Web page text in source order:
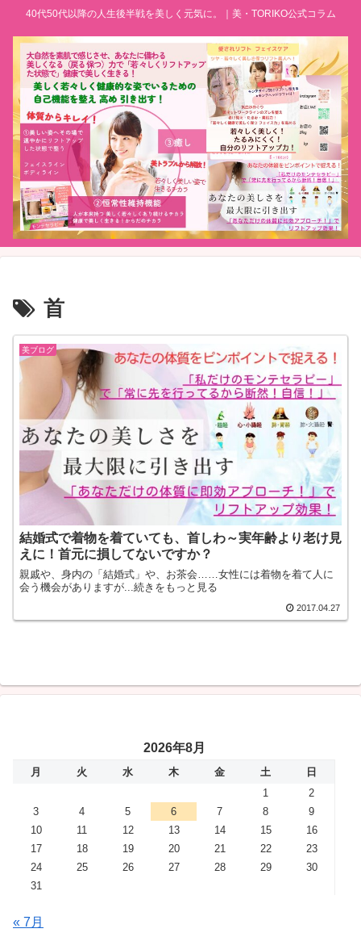
40代50代以降の人生後半戦を美しく元気に。｜美・TORIKO公式コラム
首
美ブログ
結婚式で着物を着ていても、首しわ～実年齢より老け見
えに！首元に損してないですか？
親戚や、身内の「結婚式」や、お茶会……女性には着物を着て人に
会う機会がありますが...続きをもっと見る
2017.04.27
2026年8月
月 火 水 木 金 土
日
1
2
3
4 5 6 7 8
9
10
11 12 13 14 15
16
17
18 19 20 21 22
23
24
25 26 27 28 29
30
31
« 7月